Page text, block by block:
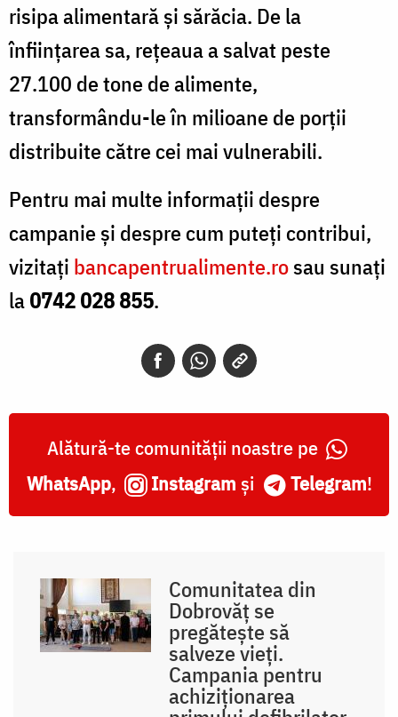
risipa alimentară și sărăcia. De la
înființarea sa, rețeaua a salvat peste
27.100 de tone de alimente,
transformându-le în milioane de porții
distribuite către cei mai vulnerabili.
Pentru mai multe informații despre
campanie și despre cum puteți contribui,
vizitați bancapentrualimente.rosau sunați
la0742 028 855.
Alătură-te comunității noastre pe
WhatsApp, Instagram și Telegram!
Comunitatea din
Dobrovăț se
pregătește să
salveze vieți.
Campania pentru
achiziționarea